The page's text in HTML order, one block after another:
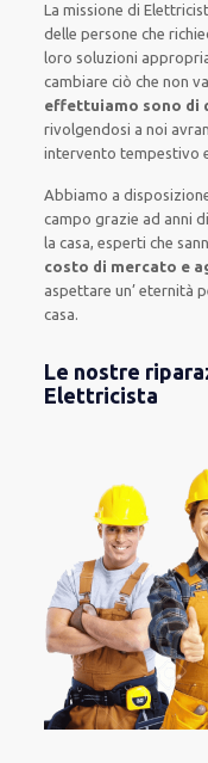
La missione di
delle persone che
loro soluzioni
cambiare ciò che non
effettuiamo sono di
rivolgendosi a noi
interventotempestivo
Abbiamo a
campo grazie ad anni
la casa, espertiche
costo di mercato e
aspettare un’ eternità
casa.
Le nostre
Elettricista